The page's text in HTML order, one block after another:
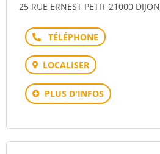
25 RUE ERNEST PETIT 21000 DIJON
Téléphone
LOCALISER
PLUS D'INFOS